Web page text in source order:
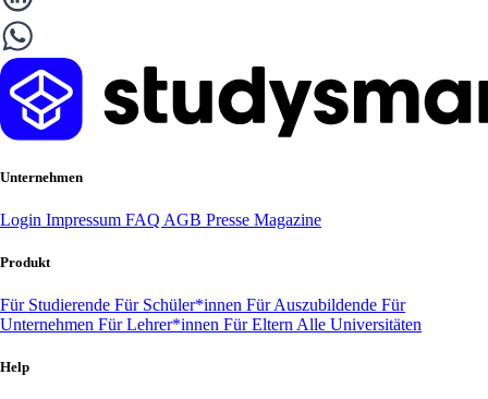
Unternehmen
Login Impressum FAQ AGB Presse Magazine
Produkt
Für Studierende Für Schüler*innen Für Auszubildende Für
Unternehmen Für Lehrer*innen Für Eltern Alle Universitäten
Help